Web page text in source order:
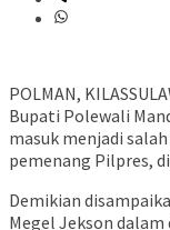
POLMAN,
Bupati Polewali
masuk menjadi
pemenang Pilpres,
Demikian
Megel Jekson